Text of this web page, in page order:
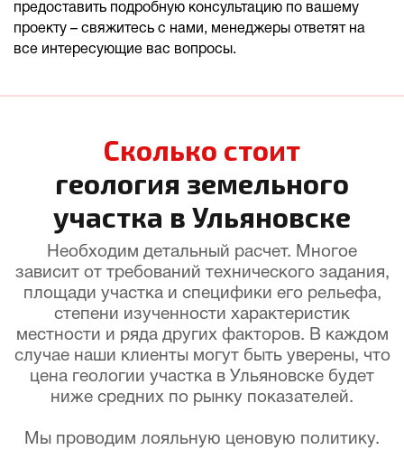
предоставить подробную консультацию по вашему
проекту – свяжитесь с нами, менеджеры ответят на
все интересующие вас вопросы.
Сколько стоит
геология земельного
участка в Ульяновске
Необходим детальный расчет. Многое
зависит от требований технического задания,
площади участка и специфики его рельефа,
степени изученности характеристик
местности и ряда других факторов. В каждом
случае наши клиенты могут быть уверены, что
цена геологии участка в Ульяновске будет
ниже средних по рынку показателей.
Мы проводим лояльную ценовую политику.